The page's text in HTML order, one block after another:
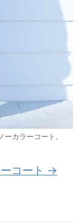
カラーコート。
ーコート →